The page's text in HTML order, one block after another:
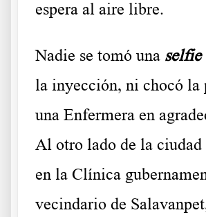
espera al aire libre.
Nadie se tomó una selfie
la inyección, ni chocó la
una Enfermera en
Al otro lado de la ciudad
en la Clínica
vecindario de